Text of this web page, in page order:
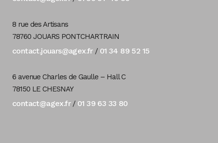
8 rue des Artisans
78760 JOUARS PONTCHARTRAIN
contact.jouars@agex.fr/ 01 34 89 52 15
6 avenue Charles de Gaulle – Hall C
78150 LE CHESNAY
contact@agex.fr/ 01 39 63 33 80